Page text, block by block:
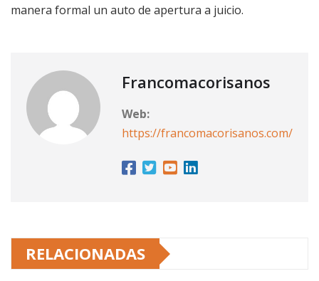
manera formal un auto de apertura a juicio.
Francomacorisanos
Web:
https://francomacorisanos.com/
RELACIONADAS